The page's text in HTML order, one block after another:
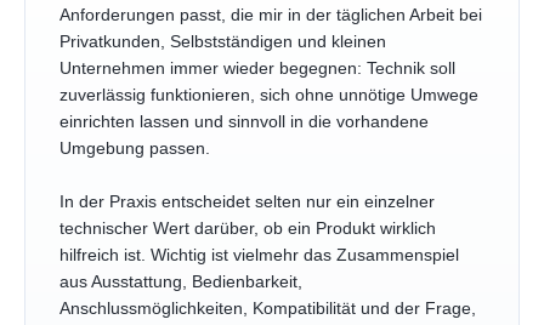
Anforderungen passt, die mir in der täglichen Arbeit bei
Privatkunden, Selbstständigen und kleinen
Unternehmen immer wieder begegnen: Technik soll
zuverlässig funktionieren, sich ohne unnötige Umwege
einrichten lassen und sinnvoll in die vorhandene
Umgebung passen.
In der Praxis entscheidet selten nur ein einzelner
technischer Wert darüber, ob ein Produkt wirklich
hilfreich ist. Wichtig ist vielmehr das Zusammenspiel
aus Ausstattung, Bedienbarkeit,
Anschlussmöglichkeiten, Kompatibilität und der Frage,